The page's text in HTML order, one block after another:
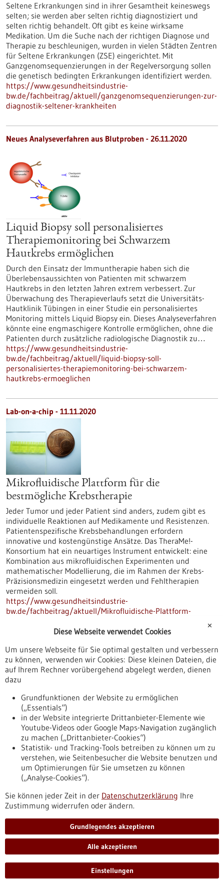
Seltene Erkrankungen sind in ihrer Gesamtheit keineswegs
selten; sie werden aber selten richtig diagnostiziert und
selten richtig behandelt. Oft gibt es keine wirksame
Medikation. Um die Suche nach der richtigen Diagnose und
Therapie zu beschleunigen, wurden in vielen Städten Zentren
für Seltene Erkrankungen (ZSE) eingerichtet. Mit
Ganzgenomsequenzierungen in der Regelversorgung sollen
die genetisch bedingten Erkrankungen identifiziert werden.
https://www.gesundheitsindustrie-
bw.de/fachbeitrag/aktuell/ganzgenomsequenzierungen-zur-
diagnostik-seltener-krankheiten
Neues Analyseverfahren aus Blutproben - 26.11.2020
Liquid Biopsy soll personalisiertes
Therapiemonitoring bei Schwarzem
Hautkrebs ermöglichen
Durch den Einsatz der Immuntherapie haben sich die
Überlebensaussichten von Patienten mit schwarzem
Hautkrebs in den letzten Jahren extrem verbessert. Zur
Überwachung des Therapieverlaufs setzt die Universitäts-
Hautklinik Tübingen in einer Studie ein personalisiertes
Monitoring mittels Liquid Biopsy ein. Dieses Analyseverfahren
könnte eine engmaschigere Kontrolle ermöglichen, ohne die
Patienten durch zusätzliche radiologische Diagnostik zu…
https://www.gesundheitsindustrie-
bw.de/fachbeitrag/aktuell/liquid-biopsy-soll-
personalisiertes-therapiemonitoring-bei-schwarzem-
hautkrebs-ermoeglichen
Lab-on-a-chip - 11.11.2020
Mikrofluidische Plattform für die
bestmögliche Krebstherapie
Jeder Tumor und jeder Patient sind anders, zudem gibt es
individuelle Reaktionen auf Medikamente und Resistenzen.
Patientenspezifische Krebsbehandlungen erfordern
innovative und kostengünstige Ansätze. Das TheraMe!-
Konsortium hat ein neuartiges Instrument entwickelt: eine
Kombination aus mikrofluidischen Experimenten und
mathematischer Modellierung, die im Rahmen der Krebs-
Präzisionsmedizin eingesetzt werden und Fehltherapien
vermeiden soll.
https://www.gesundheitsindustrie-
bw.de/fachbeitrag/aktuell/Mikrofluidische-Plattform-
SARS-CoV-2-Diagnostik aus BW - 04.11.2020
Corona-Schnelltest liefert Ergebnis nach 43
Minuten
Einen Schnelltest, der am Ort der Probennahme in 43
Minuten zeigt, ob sich ein Patient mit dem Coronavirus SARS-
CoV-2 infiziert hat, entwickelt das Hahn-Schickard-Institut
gemeinsam mit der Spindiag GmbH in Freiburg im Breisgau.
Der Schnelltest soll im vierten Quartal 2020 auf den Markt
kommen.
https://www.gesundheitsindustrie-
ergebnis-nach-43-minuten
Im Kampf gegen COVID-19 - 28.10.2020
✕
Diese Webseite verwendet Cookies
Um unsere Webseite für Sie optimal gestalten und verbessern
zu können, verwenden wir Cookies: Diese kleinen Dateien, die
auf Ihrem Rechner vorübergehend abgelegt werden, dienen
dazu
Grundfunktionen der Website zu ermöglichen
(„Essentials“)
in der Website integrierte Drittanbieter-Elemente wie
Youtube-Videos oder Google Maps-Navigation zugänglich
zu machen („Drittanbieter-Cookies“)
Statistik- und Tracking-Tools betreiben zu können um zu
verstehen, wie Seitenbesucher die Website benutzen und
um Optimierungen für Sie umsetzen zu können
(„Analyse-Cookies“).
Sie können jeder Zeit in der Datenschutzerklärung Ihre
Zustimmung widerrufen oder ändern.
Grundlegendes akzeptieren
Alle akzeptieren
Einstellungen